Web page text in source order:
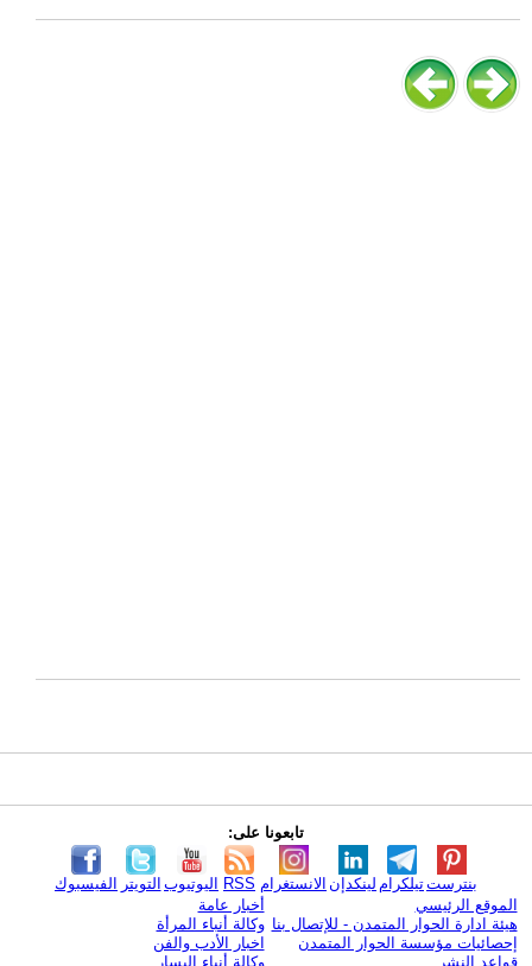
تابعونا على:
الفيسبوك التويتر اليوتيوب RSS الانستغرام لينكدإن تيلكرامبنترست
الموقع الرئيسي
هيئة ادارة الحوار المتمدن - للإتصال بنا
إحصائيات مؤسسة الحوار المتمدن
قواعد النشر
أخبار عامة
وكالة أنباء المرأة
اخبار الأدب والفن
وكالة أنباء اليسار